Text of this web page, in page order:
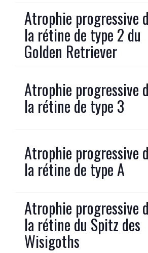
Atrophie progressive
la rétine de type 2 du
Golden Retriever
Atrophie progressive
la rétine de type 3
Atrophie progressive
la rétine de type A
Atrophie progressive
la rétine du Spitz des
Wisigoths